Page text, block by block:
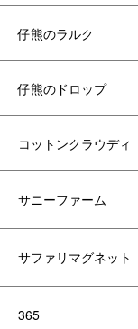
仔熊のラルク
仔熊のドロップ
コットンクラウディ
サニーファーム
サファリマグネット
365